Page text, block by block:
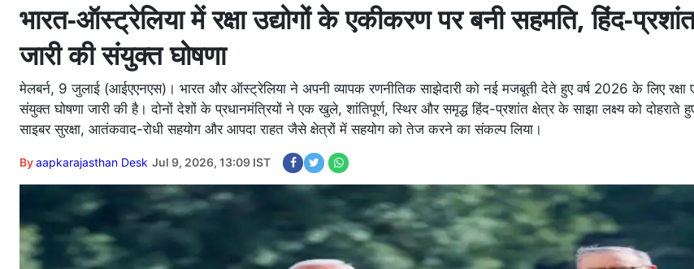
भारत-ऑस्ट्रेलिया में रक्षा उद्योगों के एकीकरण पर बनी सहमति, हिंद-
जारी की संयुक्त घोषणा
मेलबर्न, 9 जुलाई (आईएएनएस)। भारत और ऑस्ट्रेलिया ने अपनी व्यापक रणनीतिक साझेदारी को नई मजबूती देते हुए वर्ष 2026 के लिए रक्षा
संयुक्त घोषणा जारी की है। दोनों देशों के प्रधानमंत्रियों ने एक खुले, शांतिपूर्ण, स्थिर और समृद्ध हिंद-प्रशांत क्षेत्र के साझा लक्ष्य को दोहराते हुए
साइबर सुरक्षा, आतंकवाद-रोधी सहयोग और आपदा राहत जैसे क्षेत्रों में सहयोग को तेज करने का संकल्प लिया।
Byaapkarajasthan Desk Jul 9, 2026, 13:09 IST